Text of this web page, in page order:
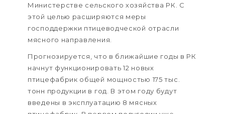
Министерстве сельского хозяйства РК. С
этой целью расширяются меры
господдержки птицеводческой отрасли
мясного направления.
Прогнозируется, что в ближайшие годы в РК
начнут функционировать 12 новых
птицефабрик общей мощностью 175 тыс.
тонн продукции в год. В этом году будут
введены в эксплуатацию 8 мясных